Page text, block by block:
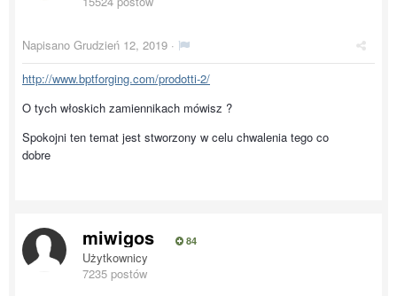
Napisano Grudzień 12, 2019 ·
http://www.bptforging.com/prodotti-2/
O tych włoskich zamiennikach mówisz ?
Spokojni ten temat jest stworzony w celu chwalenia tego co
dobre
miwigos 84
Użytkownicy
7235 postów